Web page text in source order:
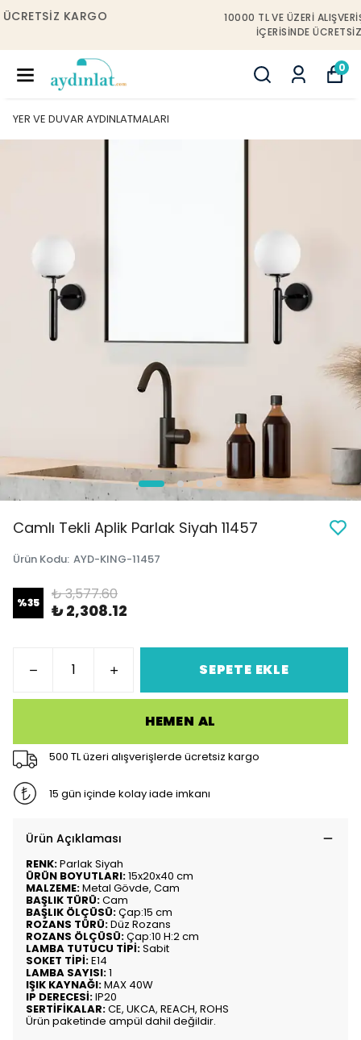
10000 TL VE ÜZERI ALIŞVERIŞLERDE İSTANBUL
IÇERISINDE ÜCRETSIZ MONTAJ!
0
YER VE DUVAR AYDINLATMALARI
Camlı Tekli Aplik Parlak Siyah 11457
Ürün Kodu: AYD-KING-11457
%35 ₺ 3,577.60
₺ 2,308.12
SEPETE EKLE
HEMEN AL
500 TL üzeri alışverişlerde ücretsiz kargo
15 gün içinde kolay iade imkanı
Ürün Açıklaması
RENK:Parlak Siyah
ÜRÜN BOYUTLARI:15x20x40 cm
MALZEME:Metal Gövde, Cam
BAŞLIK TÜRÜ:Cam
BAŞLIK ÖLÇÜSÜ:Çap:15 cm
ROZANS TÜRÜ:Düz Rozans
ROZANS ÖLÇÜSÜ:Çap:10 H:2 cm
LAMBA TUTUCU TİPİ:Sabit
SOKET TİPİ:E14
LAMBA SAYISI:1
IŞIK KAYNAĞI:MAX 40W
IP DERECESİ:IP20
SERTİFİKALAR:CE, UKCA, REACH, ROHS
Ürün paketinde ampül dahil değildir.